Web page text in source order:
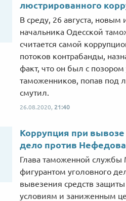
люстрированного
В среду, 26 августа,
начальника Одесской
считается самой
потоков контрабанды,
факт, что он был с
таможенников, попав под
смутил.
26.08.2020, 21:40
Коррупция при
дело против Нефедова
Глава таможенной службы
фигурантом уголовного
вывезения средств
условиям и заниженным